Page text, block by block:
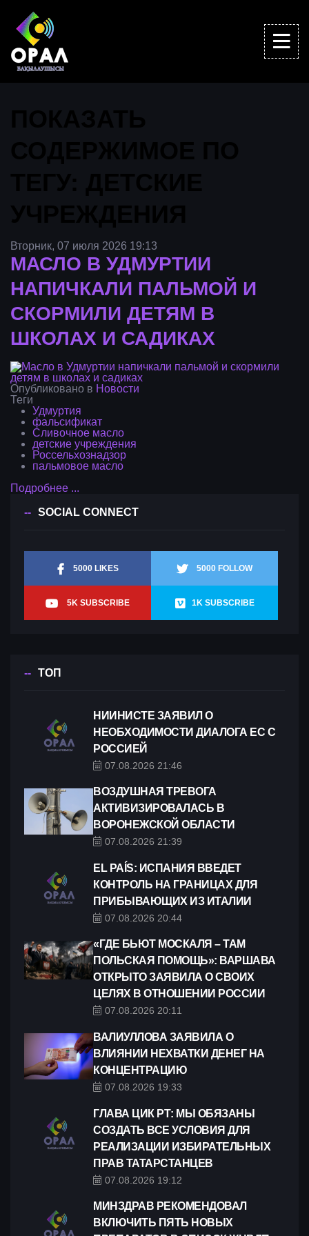
Вторник, 07 июля 2026 19:13
МАСЛО В УДМУРТИИ
НАПИЧКАЛИ ПАЛЬМОЙ И
СКОРМИЛИ ДЕТЯМ В
ШКОЛАХ И САДИКАХ
Опубликовано в Новости
Теги
Удмуртия
фальсификат
Сливочное масло
детские учреждения
Россельхознадзор
пальмовое масло
Подробнее ...
SOCIAL CONNECT
5000 LIKES 5000 FOLLOW
5K SUBSCRIBE 1K SUBSCRIBE
ТОП
НИИНИСТЕ ЗАЯВИЛ О
НЕОБХОДИМОСТИ ДИАЛОГА ЕС С
РОССИЕЙ
07.08.2026 21:46
ВОЗДУШНАЯ ТРЕВОГА
АКТИВИЗИРОВАЛАСЬ В
ВОРОНЕЖСКОЙ ОБЛАСТИ
07.08.2026 21:39
EL PAÍS: ИСПАНИЯ ВВЕДЕТ
КОНТРОЛЬ НА ГРАНИЦАХ ДЛЯ
ПРИБЫВАЮЩИХ ИЗ ИТАЛИИ
07.08.2026 20:44
«ГДЕ БЬЮТ МОСКАЛЯ – ТАМ
ПОЛЬСКАЯ ПОМОЩЬ»: ВАРШАВА
ОТКРЫТО ЗАЯВИЛА О СВОИХ
ЦЕЛЯХ В ОТНОШЕНИИ РОССИИ
07.08.2026 20:11
ВАЛИУЛЛОВА ЗАЯВИЛА О
ВЛИЯНИИ НЕХВАТКИ ДЕНЕГ НА
КОНЦЕНТРАЦИЮ
07.08.2026 19:33
ГЛАВА ЦИК РТ: МЫ ОБЯЗАНЫ
СОЗДАТЬ ВСЕ УСЛОВИЯ ДЛЯ
РЕАЛИЗАЦИИ ИЗБИРАТЕЛЬНЫХ
ПРАВ ТАТАРСТАНЦЕВ
07.08.2026 19:12
МИНЗДРАВ РЕКОМЕНДОВАЛ
ВКЛЮЧИТЬ ПЯТЬ НОВЫХ